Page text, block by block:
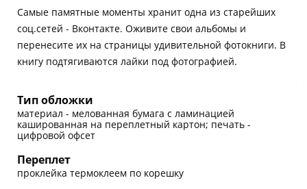
Самые памятные моменты хранит одна из старейших
соц.сетей - Вконтакте. Оживите свои альбомы и
перенесите их на страницы удивительной фотокниги. В
книгу подтягиваются лайки под фотографией.
Тип обложки
материал - мелованная бумага с ламинацией
кашированная на переплетный картон; печать -
цифровой офсет
Переплет
проклейка термоклеем по корешку